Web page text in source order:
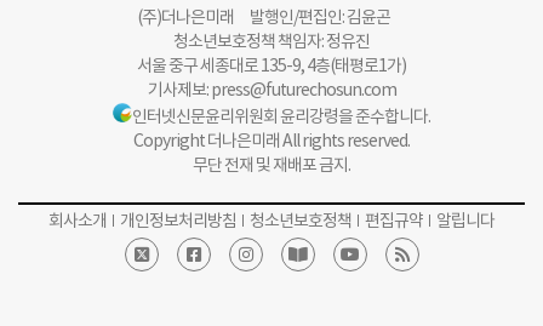
(주)더나은미래 발행인/편집인: 김윤곤
청소년보호정책 책임자: 정유진
서울 중구 세종대로 135-9, 4층(태평로1가)
기사제보:press@futurechosun.com
인터넷신문윤리위원회 윤리강령을 준수합니다.
Copyright 더나은미래 All rights reserved.
무단 전재 및 재배포 금지.
회사소개 개인정보처리방침 청소년보호정책 편집규약 알립니다